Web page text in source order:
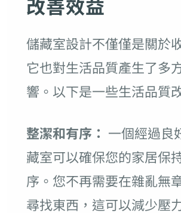
儲藏室設計不僅僅是關於
它也對生活品質產生了多
響。以下是一些生活品質
整潔和有序： 一個經過良
藏室可以確保您的家居保
序。您不再需要在雜亂無
尋找東西，這可以減少壓